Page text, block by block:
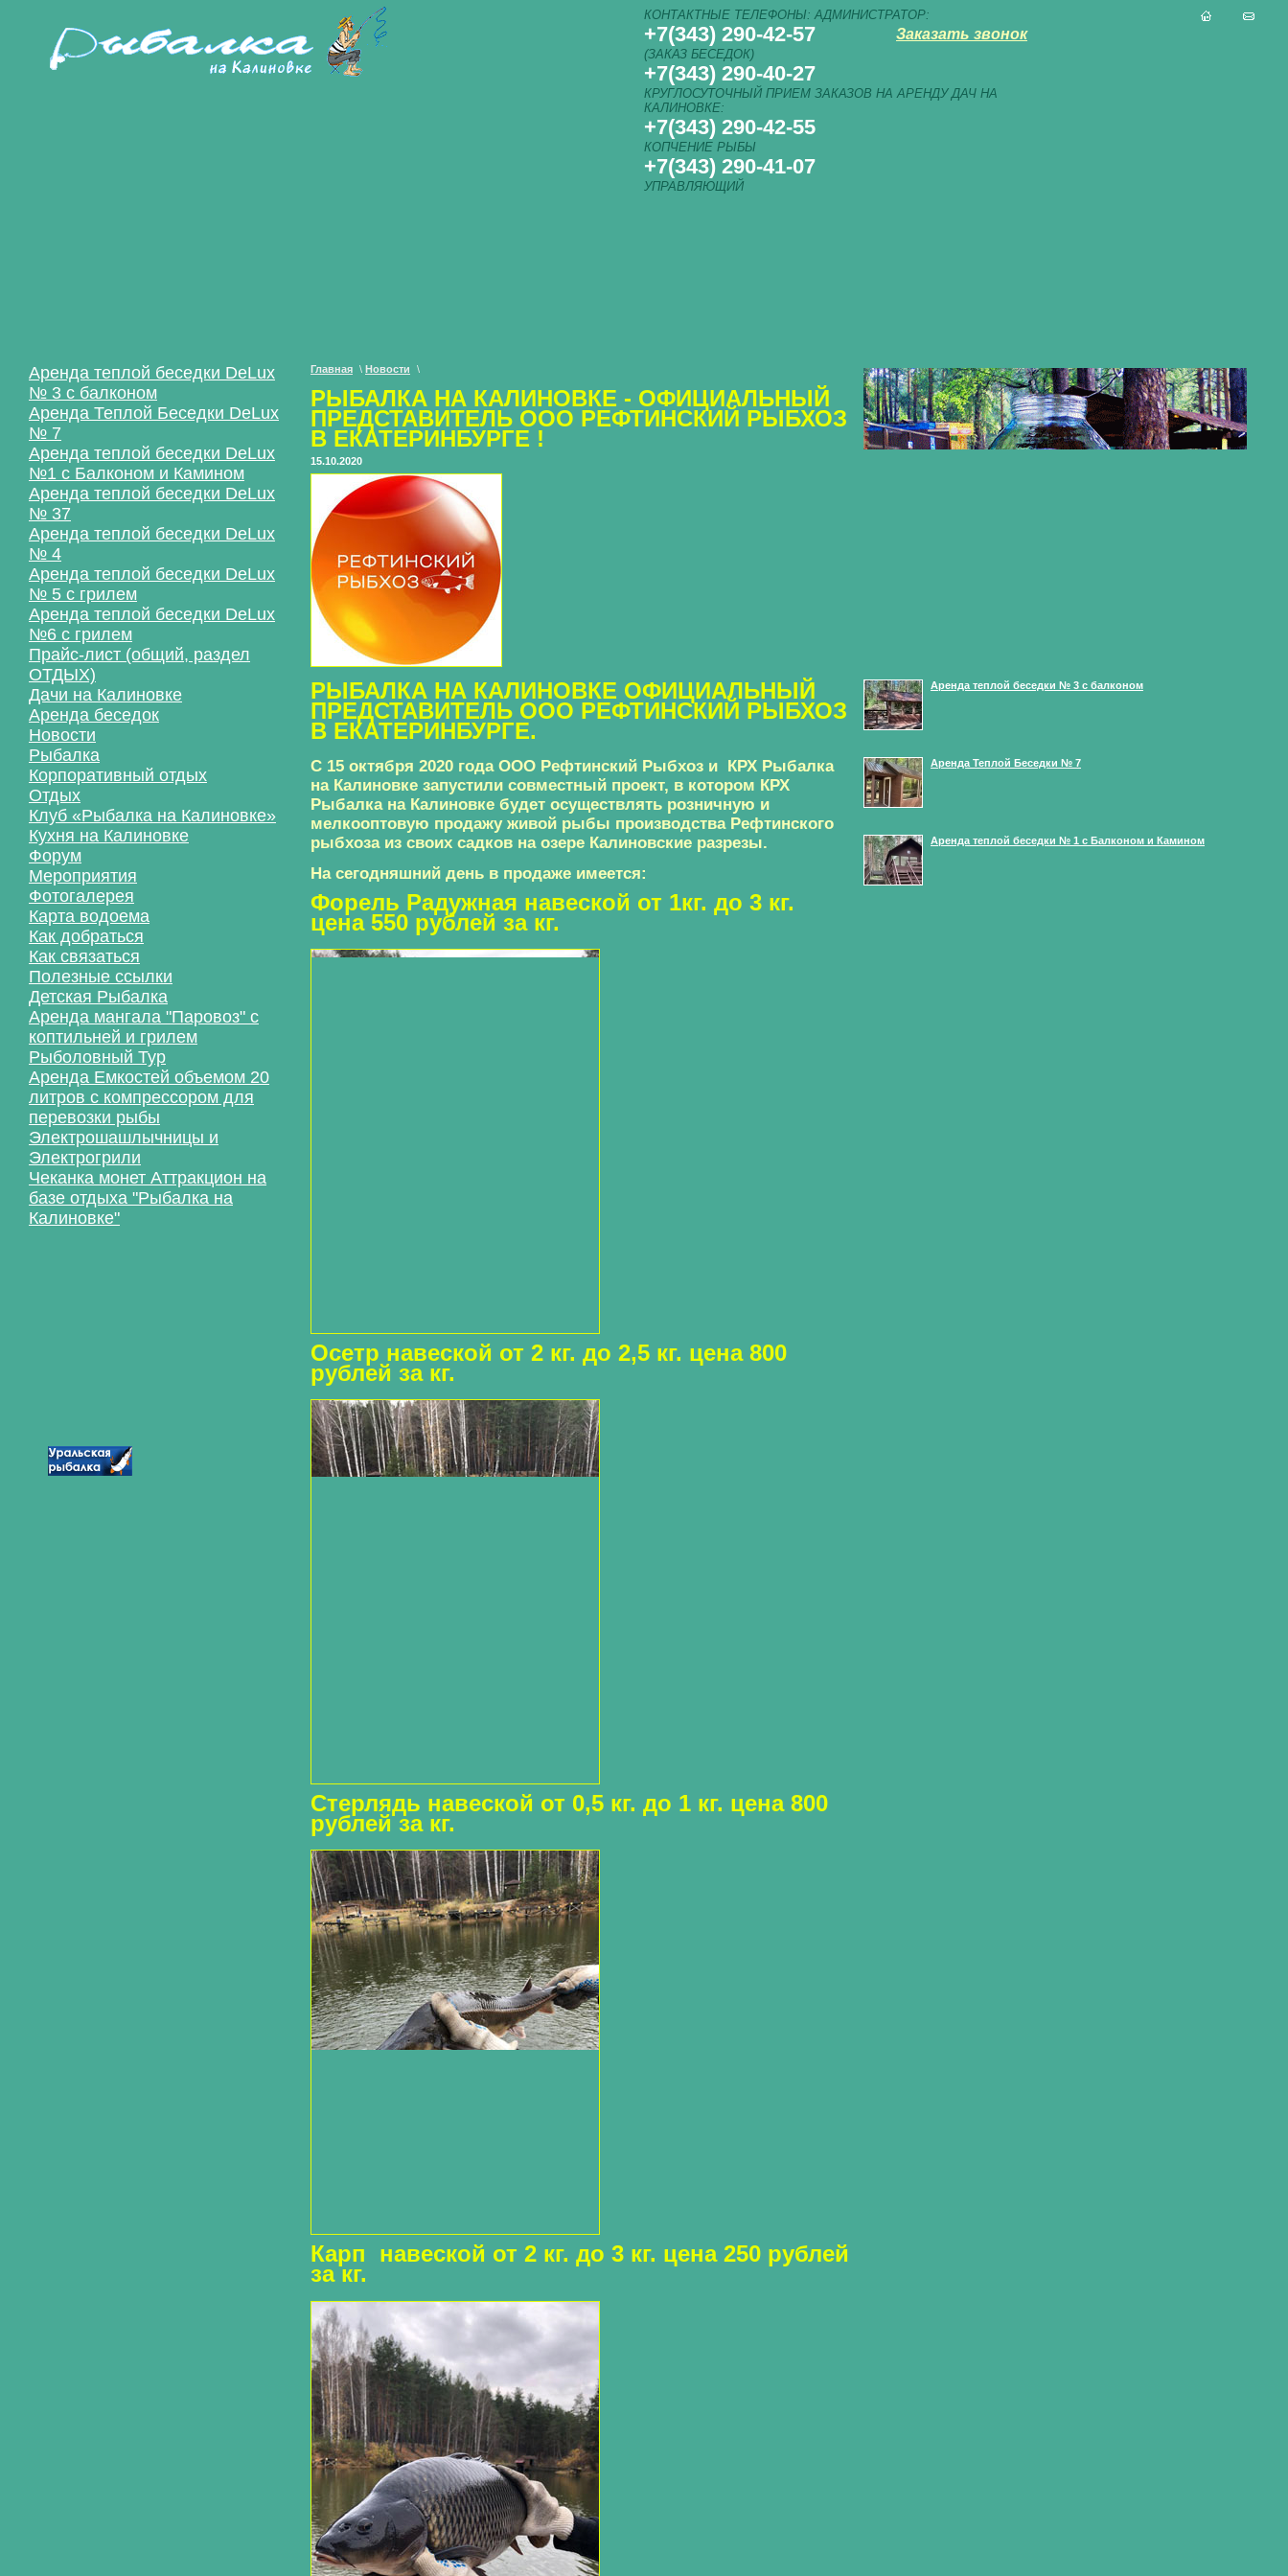
КОНТАКТНЫЕ ТЕЛЕФОНЫ: АДМИНИСТРАТОР:
+7(343) 290-42-57
(ЗАКАЗ БЕСЕДОК)
+7(343) 290-40-27
КРУГЛОСУТОЧНЫЙ ПРИЕМ ЗАКАЗОВ НА АРЕНДУ ДАЧ НА
КАЛИНОВКЕ:
+7(343) 290-42-55
КОПЧЕНИЕ РЫБЫ
+7(343) 290-41-07
УПРАВЛЯЮЩИЙ
Заказать звонок
Аренда теплой беседки DeLux
№ 3 с балконом
Аренда Теплой Беседки DeLux
№ 7
Аренда теплой беседки DeLux
№1 с Балконом и Камином
Аренда теплой беседки DeLux
№ 37
Аренда теплой беседки DeLux
№ 4
Аренда теплой беседки DeLux
№ 5 с грилем
Аренда теплой беседки DeLux
№6 с грилем
Прайс-лист (общий, раздел
ОТДЫХ)
Дачи на Калиновке
Аренда беседок
Новости
Рыбалка
Корпоративный отдых
Отдых
Клуб «Рыбалка на Калиновке»
Кухня на Калиновке
Форум
Мероприятия
Фотогалерея
Карта водоема
Как добраться
Как связаться
Полезные ссылки
Детская Рыбалка
Аренда мангала "Паровоз" с
коптильней и грилем
Рыболовный Тур
Аренда Емкостей объемом 20
литров с компрессором для
перевозки рыбы
Электрошашлычницы и
Электрогрили
Чеканка монет Аттракцион на
базе отдыха "Рыбалка на
Калиновке"
Главная \ Новости \
РЫБАЛКА НА КАЛИНОВКЕ - ОФИЦИАЛЬНЫЙ
ПРЕДСТАВИТЕЛЬ ООО РЕФТИНСКИЙ РЫБХОЗ
В ЕКАТЕРИНБУРГЕ !
15.10.2020
РЫБАЛКА НА КАЛИНОВКЕ ОФИЦИАЛЬНЫЙ
ПРЕДСТАВИТЕЛЬ ООО РЕФТИНСКИЙ РЫБХОЗ
В ЕКАТЕРИНБУРГЕ.
С 15 октября 2020 года ООО Рефтинский Рыбхоз и КРХ Рыбалка
на Калиновке запустили совместный проект, в котором КРХ
Рыбалка на Калиновке будет осуществлять розничную и
мелкооптовую продажу живой рыбы производства Рефтинского
рыбхоза из своих садков на озере Калиновские разрезы.
На сегодняшний день в продаже имеется:
Форель Радужная навеской от 1кг. до 3 кг.
цена 550 рублей за кг.
Осетр навеской от 2 кг. до 2,5 кг. цена 800
рублей за кг.
Стерлядь навеской от 0,5 кг. до 1 кг. цена 800
рублей за кг.
Карп навеской от 2 кг. до 3 кг. цена 250 рублей
за кг.
Аренда теплой беседки № 3 с балконом
Аренда Теплой Беседки № 7
Аренда теплой беседки № 1 с Балконом и Камином